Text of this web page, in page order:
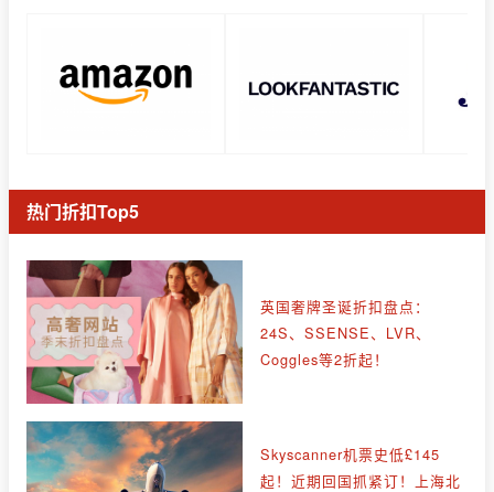
热门折扣Top5
英国奢牌圣诞折扣盘点：
24S、SSENSE、LVR、
Coggles等2折起！
Skyscanner机票史低£145
起！近期回国抓紧订！上海北